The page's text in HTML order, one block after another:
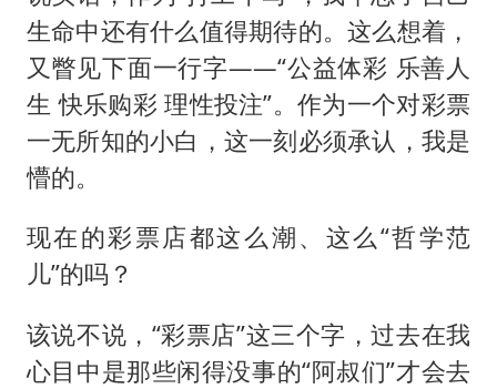
生命中还有什么值得期待的。这么想着，
又瞥见下面一行字——“公益体彩 乐善人
生 快乐购彩 理性投注”。作为一个对彩票
一无所知的小白，这一刻必须承认，我是
懵的。
现在的彩票店都这么潮、这么“哲学范
儿”的吗？
该说不说，“彩票店”这三个字，过去在我
心目中是那些闲得没事的“阿叔们”才会去